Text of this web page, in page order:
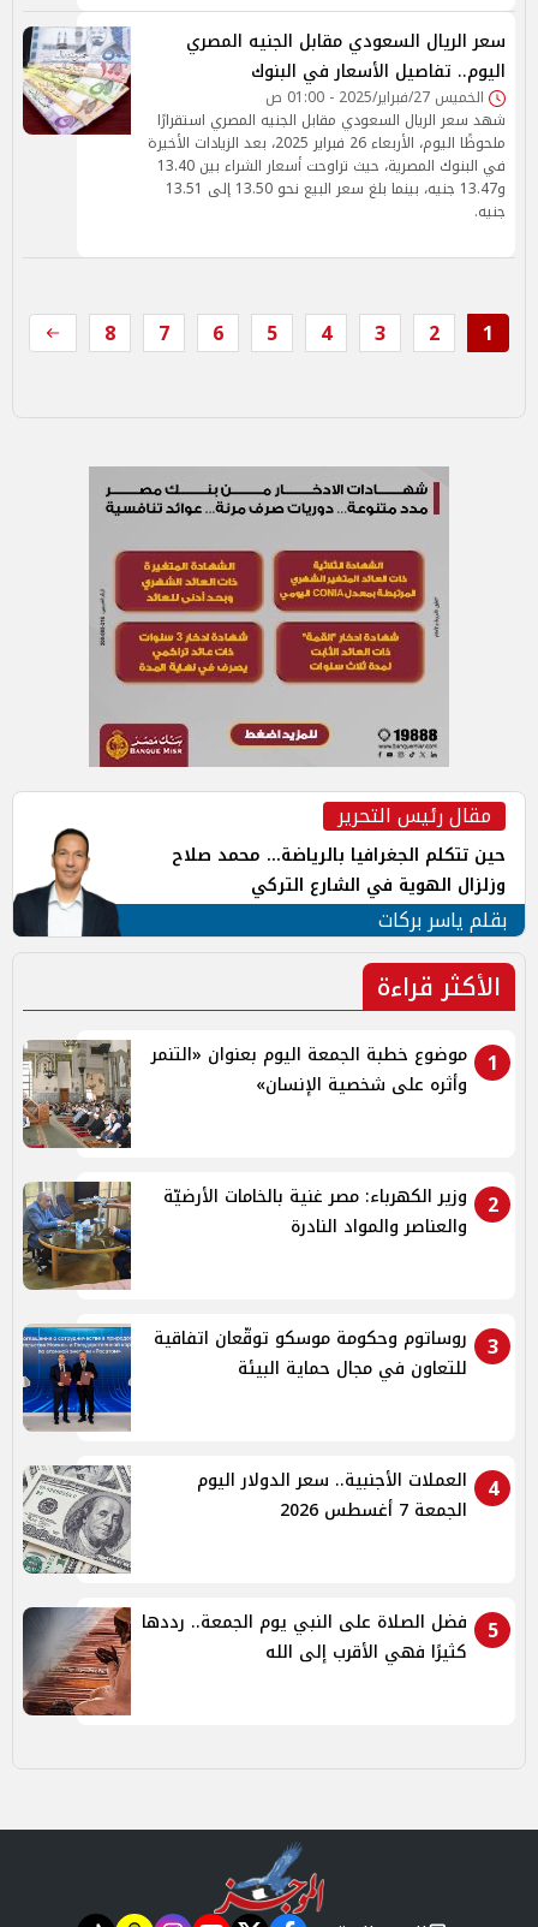
سعر الريال السعودي مقابل الجنيه المصري
اليوم.. تفاصيل الأسعار في البنوك
الخميس 27/فبراير/2025 - 01:00 ص
شهد سعر الريال السعودي مقابل الجنيه المصري استقرارًا
ملحوظًا اليوم، الأربعاء 26 فبراير 2025، بعد الزيادات الأخيرة
في البنوك المصرية، حيث تراوحت أسعار الشراء بين 13.40
و13.47 جنيه، بينما بلغ سعر البيع نحو 13.50 إلى 13.51
جنيه.
1
2
3
4
5
6
7
8
مقال رئيس التحرير
حين تتكلم الجغرافيا بالرياضة... محمد صلاح
وزلزال الهوية في الشارع التركي
بقلم ياسر بركات
الأكثر قراءة
1
موضوع خطبة الجمعة اليوم بعنوان «التنمر
وأثره على شخصية الإنسان»
2
وزير الكهرباء: مصر غنية بالخامات الأرضيّة
والعناصر والمواد النادرة
3
روساتوم وحكومة موسكو توقّعان اتفاقية
للتعاون في مجال حماية البيئة
4
العملات الأجنبية.. سعر الدولار اليوم
الجمعة 7 أغسطس 2026
5
فضل الصلاة على النبي يوم الجمعة.. رددها
كثيرًا فهي الأقرب إلى الله